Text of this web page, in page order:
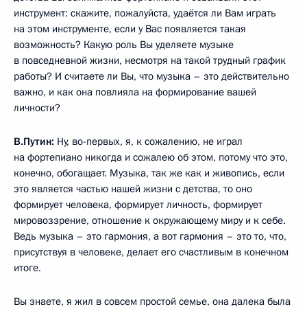
инструмент: скажите, пожалуйста, удаётся ли Вам играть
на этом инструменте, если у Вас появляется такая
возможность? Какую роль Вы уделяете музыке
в повседневной жизни, несмотря на такой трудный график
работы? И считаете ли Вы, что музыка – это действительно
важно, и как она повлияла на формирование вашей
личности?
В.Путин: Ну, во-первых, я, к сожалению, не играл
на фортепиано никогда и сожалею об этом, потому что это,
конечно, обогащает. Музыка, так же как и живопись, если
это является частью нашей жизни с детства, то оно
формирует человека, формирует личность, формирует
мировоззрение, отношение к окружающему миру и к себе.
Ведь музыка – это гармония, а вот гармония – это то, что,
присутствуя в человеке, делает его счастливым в конечном
итоге.
Вы знаете, я жил в совсем простой семье, она далека была